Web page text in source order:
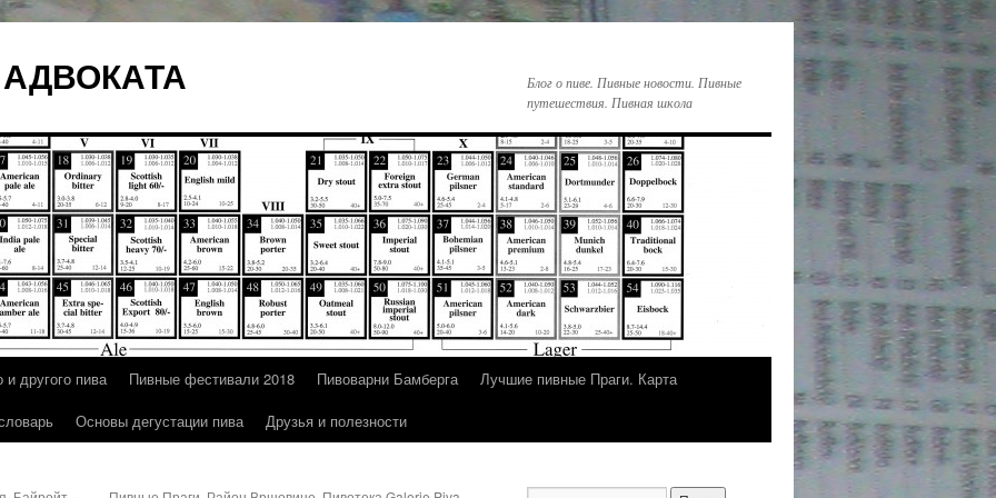
Блог о пиве. Пивные новости. Пивные
путешествия. Пивная школа
другого пива Пивные фестивали 2018 Пивоварни Бамберга
Лучшие пивные Праги. Карта
Основы дегустации пива Друзья и полезности